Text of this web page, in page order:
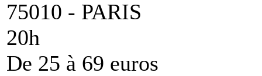
75010 - PARIS
20h
De 25 à 69 euros